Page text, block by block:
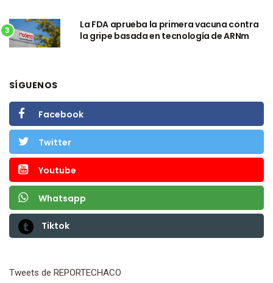
3
La FDA aprueba la primera vacuna contra
la gripe basada en tecnología de ARNm
SÍGUENOS
Facebook
Twitter
Youtube
Whatsapp
Tiktok
Tweets de REPORTECHACO